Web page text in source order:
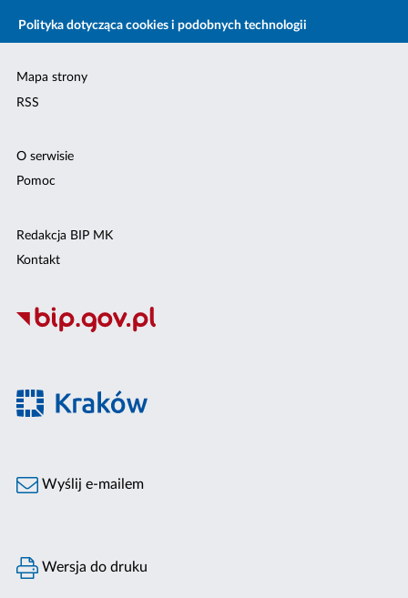
Polityka dotycząca cookies i podobnych technologii
Mapa strony
RSS
O serwisie
Pomoc
Redakcja BIP MK
Kontakt
Wyślij e-mailem
Wersja do druku